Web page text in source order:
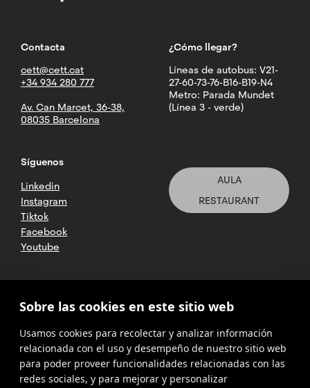
Contacta
cett@cett.cat
+34 934 280 777
Av. Can Marcet, 36-38,
08035 Barcelona
¿Cómo llegar?
Líneas de autobus: V21-
27-60-73-76-B16-B19-N4
Metro: Parada Mundet
(Línea 3 - verde)
Síguenos
Linkedin
Instagram
Tiktok
Facebook
Youtube
AULA
RESTAURANT
2025 CETT. Todos los derechos
reservados
Aviso legal
Política de
privacidad
Sobre las cookies en este sitio web
Usamos cookies para recolectar y analizar información
relacionada con el uso y desempeño de nuestro sitio web
para poder proveer funcionalidades relacionadas con las
redes sociales, y para mejorar y personalizar